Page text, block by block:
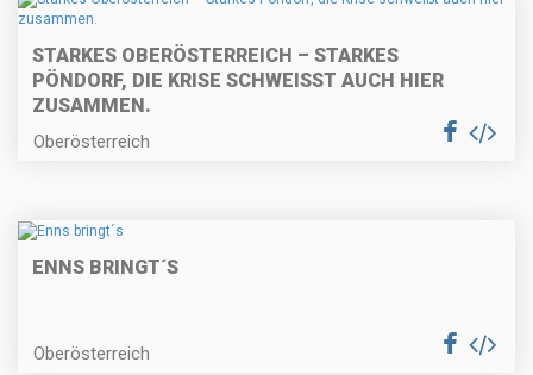
STARKES OBERÖSTERREICH – STARKES
PÖNDORF, DIE KRISE SCHWEISST AUCH HIER Z
USAMMEN.
Oberösterreich
ENNS BRINGT´S
Oberösterreich